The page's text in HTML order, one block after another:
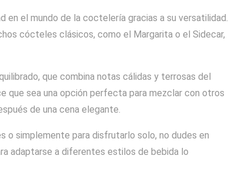
en el mundo de la coctelería gracias a su versatilidad.
cócteles clásicos, como el Margarita o el Sidecar,
que combina notas cálidas y terrosas del
que sea una opción perfecta para mezclar con otros
de una cena elegante.
o simplemente para disfrutarlo solo, no dudes en
adaptarse a diferentes estilos de bebida lo